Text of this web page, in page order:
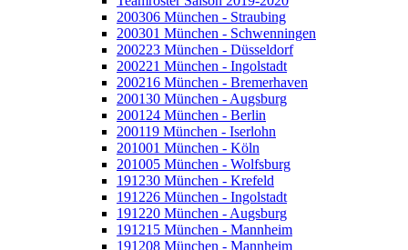
200306 München - Straubing
200301 München - Schwenningen
200223 München - Düsseldorf
200221 München - Ingolstadt
200216 München - Bremerhaven
200130 München - Augsburg
200124 München - Berlin
200119 München - Iserlohn
201001 München - Köln
201005 München - Wolfsburg
191230 München - Krefeld
191226 München - Ingolstadt
191220 München - Augsburg
191215 München - Mannheim
191208 München - Mannheim